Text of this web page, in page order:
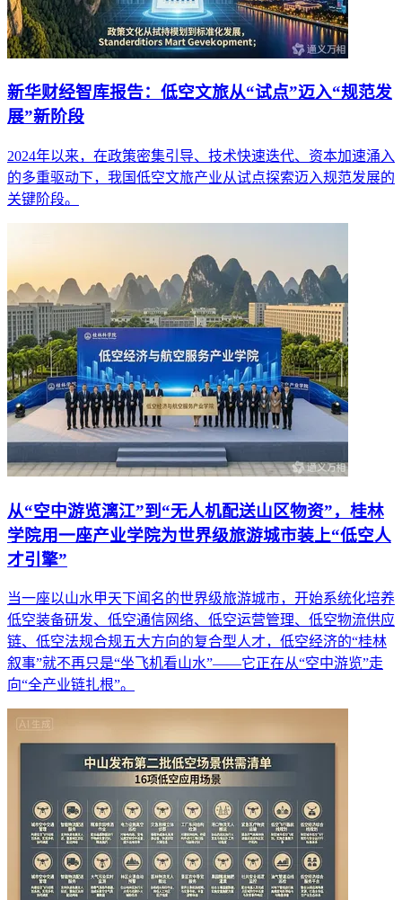
新华财经智库报告：低空文旅从“试点”迈入“规范发
展”新阶段
2024年以来，在政策密集引导、技术快速迭代、资本加速涌入
的多重驱动下，我国低空文旅产业从试点探索迈入规范发展的
关键阶段。
从“空中游览漓江”到“无人机配送山区物资”，桂林
学院用一座产业学院为世界级旅游城市装上“低空人
才引擎”
当一座以山水甲天下闻名的世界级旅游城市，开始系统化培养
低空装备研发、低空通信网络、低空运营管理、低空物流供应
链、低空法规合规五大方向的复合型人才，低空经济的“桂林
叙事”就不再只是“坐飞机看山水”——它正在从“空中游览”走
向“全产业链扎根”。